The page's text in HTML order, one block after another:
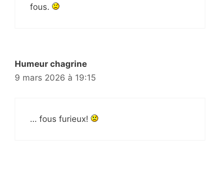
fous.
Humeur chagrine
9 mars 2026 à 19:15
… fous furieux!